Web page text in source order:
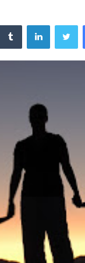
فيسبوك تويتر لينكدإن